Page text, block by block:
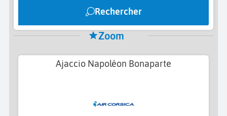
Rechercher
Zoom
Ajaccio Napoléon Bonaparte